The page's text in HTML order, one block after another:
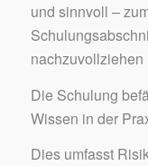
und sinnvoll –
Die Schulung
Wissen in der
Dies umfasst